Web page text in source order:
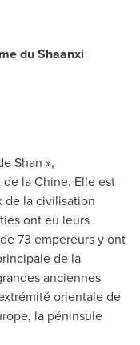
duShaanxi
Shan »,
la Chine. Elle est
de la civilisation
ont eu leurs
73 empereurs y ont
de la
anciennes
orientale de
, la péninsule